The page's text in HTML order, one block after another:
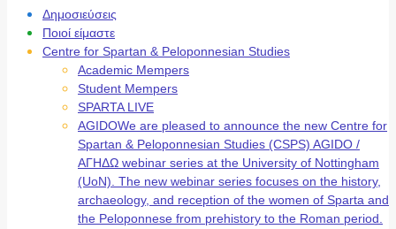
MenuΔημοσιεύσεις
Ποιοί είμαστε
Centre for Spartan & Peloponnesian Studies
Academic Mempers
Student Mempers
SPARTA LIVE
AGIDOWe are pleased to announce the new Centre for
Spartan & Peloponnesian Studies (CSPS) AGIDO /
ΑΓΗΔΩ webinar series at the University of Nottingham
(UoN). The new webinar series focuses on the history,
archaeology, and reception of the women of Sparta and
the Peloponnese from prehistory to the Roman period.